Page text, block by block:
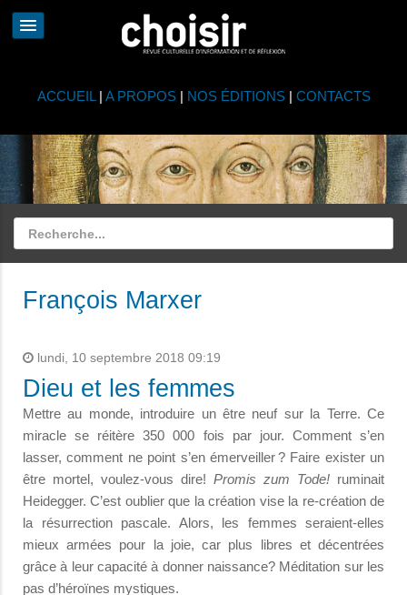
ACCUEIL | A PROPOS| NOS ÉDITIONS| CONTACTS
François Marxer
lundi, 10 septembre 2018 09:19
Dieu et les femmes
Mettre au monde, introduire un être neuf sur la Terre. Ce
miracle se réitère 350 000 fois par jour. Comment s’en
lasser, comment ne point s’en émerveiller ? Faire exister un
être mortel, voulez-vous dire! Promis zum Tode! ruminait
Heidegger. C’est oublier que la création vise la re-création de
la résurrection pascale. Alors, les femmes seraient-elles
mieux armées pour la joie, car plus libres et décentrées
grâce à leur capacité à donner naissance? Méditation sur les
pas d’héroïnes mystiques.